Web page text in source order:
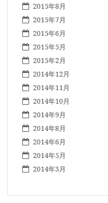
2015年8月
2015年7月
2015年6月
2015年5月
2015年2月
2014年12月
2014年11月
2014年10月
2014年9月
2014年8月
2014年6月
2014年5月
2014年3月